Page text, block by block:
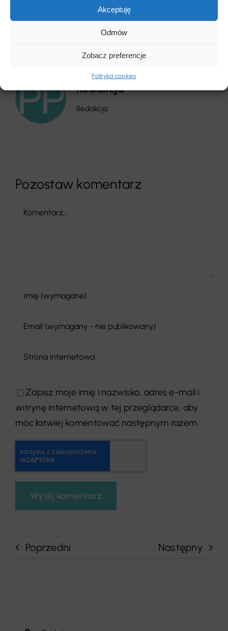
Akceptuję
Odmów
Zobacz preferencje
Polityka cookies
Redakcja
Redakcja
Pozostaw komentarz
Comment
Zapisz moje imię i nazwisko, adres e-mail i
witrynę internetową w tej przeglądarce, aby
móc łatwiej komentować następnym razem.
Poprzedni Następny
Szukaj